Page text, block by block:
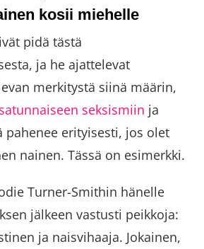
kosii miehelle
pidä tästä
ja he ajattelevat
merkitystä siinä määrin,
satunnaiseen seksismiin ja
pahenee erityisesti, jos olet
nainen. Tässä on esimerkki.
Turner-Smithin hänelle
jälkeen vastusti peikkoja:
ja naisvihaaja. Jokainen,